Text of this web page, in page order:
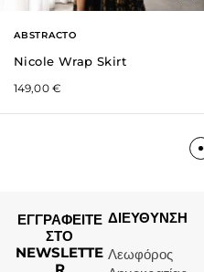
ABSTRACTO
Nicole Wrap Skirt
149,00 €
ΕΓΓΡΑΦΕΙΤΕ
ΣΤΟ
NEWSLETTE
ΔΙΕΥΘΥΝΣΗ
Λεωφόρος